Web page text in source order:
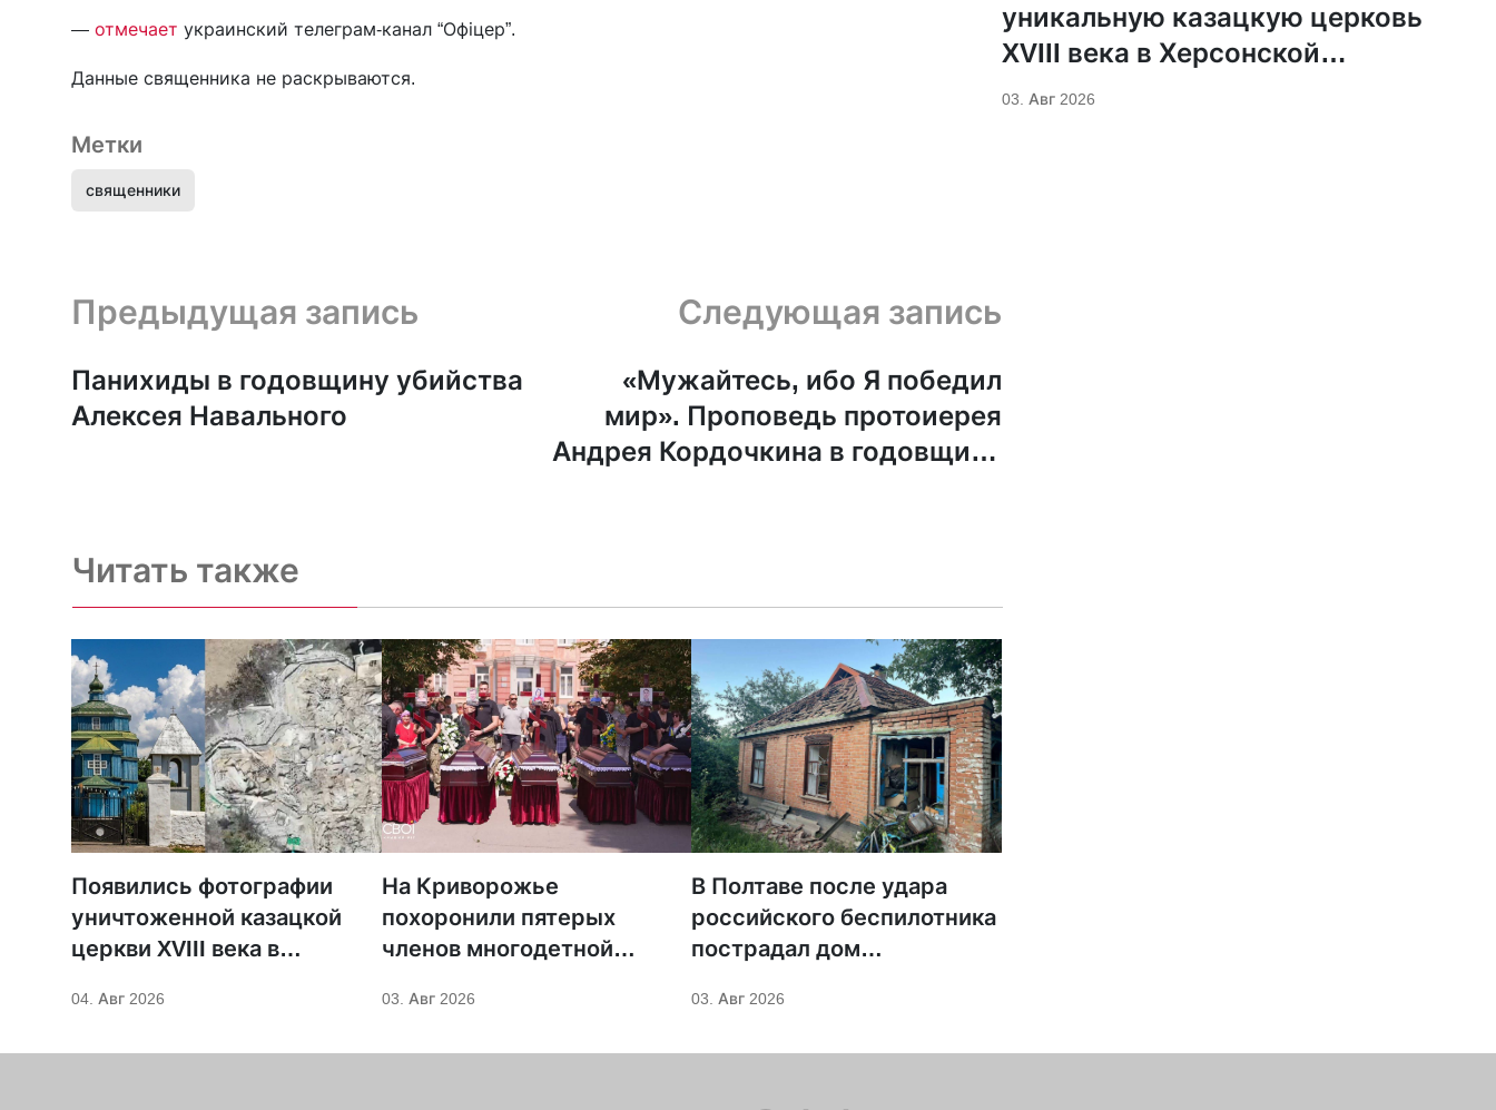
— отмечает украинский телеграм-канал “Офіцер”.
Данные священника не раскрываются.
Метки
священники
Предыдущая запись и следующая запись
Предыдущая запись
Панихиды в годовщину убийства
Алексея Навального
Следующая запись
«Мужайтесь, ибо Я победил
мир». Проповедь протоиерея
Андрея Кордочкина в годовщину
Читать также
Появились фотографии
уничтоженной казацкой
церкви XVIII века в
04. Авг 2026
На Криворожье
похоронили пятерых
членов многодетной
погибших при российском
03. Авг 2026
В Полтаве после удара
российского беспилотника
пострадал дом
03. Авг 2026
уникальную казацкую церковь
XVIII века в Херсонской
области
03. Авг 2026